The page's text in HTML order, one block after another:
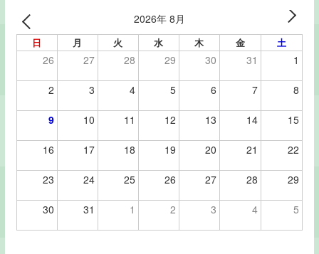
2026年 8月
日 月 火 水 木 金 土
26 27 28 29 30 31 1
2 3 4 5 6 7 8
9 10 11 12 13 14 15
16 17 18 19 20 21 22
23 24 25 26 27 28 29
30 31 1 2 3 4 5